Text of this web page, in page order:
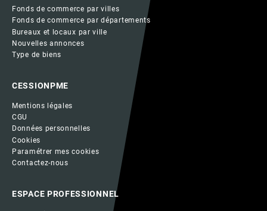
Fonds de commerce par villes
Fonds de commerce par départements
Bureaux et locaux par ville
Nouvelles annonces
Type de biens
CESSIONPME
Mentions légales
CGU
Données personnelles
Cookies
Paramétrer mes cookies
Contactez-nous
ESPACE PROFESSIONNEL